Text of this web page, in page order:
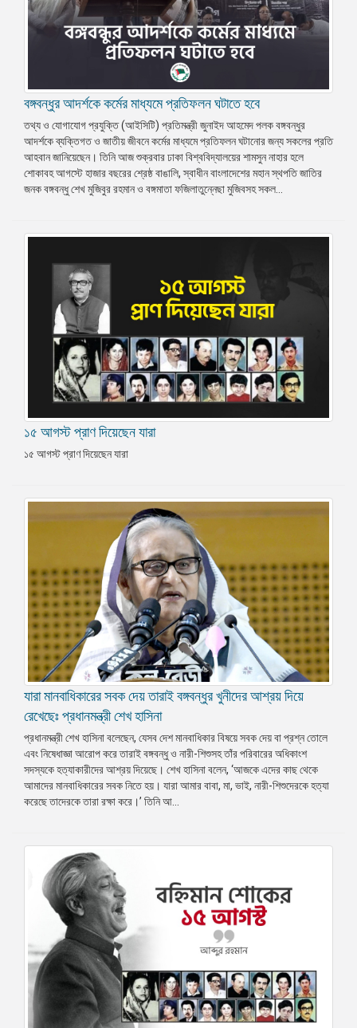
বঙ্গবন্ধুর আদর্শকে কর্মের মাধ্যমে প্রতিফলন ঘটাতে হবে
তথ্য ও যোগাযোগ প্রযুক্তি (আইসিটি) প্রতিমন্ত্রী জুনাইদ আহমেদ পলক বঙ্গবন্ধুর
আদর্শকে ব্যক্তিগত ও জাতীয় জীবনে কর্মের মাধ্যমে প্রতিফলন ঘটানোর জন্য সকলের প্রতি
আহবান জানিয়েছেন। তিনি আজ শুক্রবার ঢাকা বিশ্ববিদ্যালয়ের শামসুন নাহার হলে
শোকাবহ আগস্টে হাজার বছরের শ্রেষ্ঠ বাঙালি, স্বাধীন বাংলাদেশের মহান স্থপতি জাতির
জনক বঙ্গবন্ধু শেখ মুজিবুর রহমান ও বঙ্গমাতা ফজিলাতুন্নেছা মুজিবসহ সকল...
১৫ আগস্ট প্রাণ দিয়েছেন যারা
১৫ আগস্ট প্রাণ দিয়েছেন যারা
যারা মানবাধিকারের সবক দেয় তারাই বঙ্গবন্ধুর খুনীদের আশ্রয় দিয়ে
রেখেছেঃ প্রধানমন্ত্রী শেখ হাসিনা
প্রধানমন্ত্রী শেখ হাসিনা বলেছেন, যেসব দেশ মানবাধিকার বিষয়ে সবক দেয় বা প্রশ্ন তোলে
এবং নিষেধাজ্ঞা আরোপ করে তারাই বঙ্গবন্ধু ও নারী-শিশুসহ তাঁর পরিবারের অধিকাংশ
সদস্যকে হত্যাকারীদের আশ্রয় দিয়েছে। শেখ হাসিনা বলেন, ‘আজকে এদের কাছ থেকে
আমাদের মানবাধিকারের সবক নিতে হয়। যারা আমার বাবা, মা, ভাই, নারী-শিশুদেরকে হত্যা
করেছে তাদেরকে তারা রক্ষা করে।’ তিনি আ...